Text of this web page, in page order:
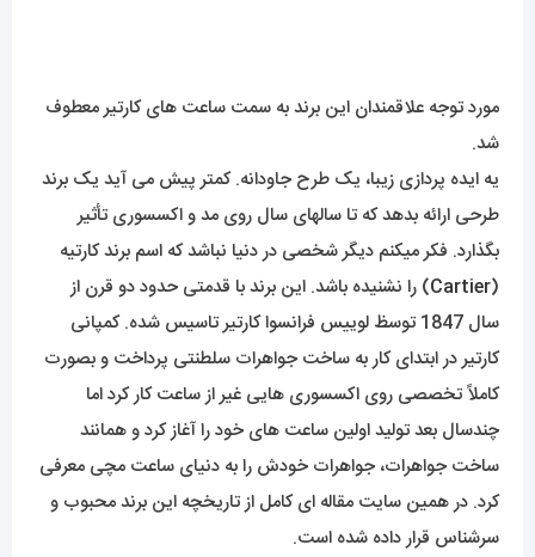
سال 1847 توسظ لوییس فرانسوا کارتیر تاسیس شده. کمپانی
کارتیر در ابتدای کار به ساخت جواهرات سلطنتی پرداخت و بصورت
کاملاً تخصصی روی اکسسوری هایی غیر از ساعت کار کرد اما
چندسال بعد تولید اولین ساعت های خود را آغاز کرد و همانند
ساخت جواهرات، جواهرات خودش را به دنیای ساعت مچی معرفی
کرد. در همین سایت مقاله ای کامل از تاریخچه این برند محبوب و
سرشناس قرار داده شده است.
طراحی
در طراحی این ساعت تکرار نشدنی، ابتکاری ترین کاری که طراح
روی قاب گرد و مشهور کارتیه انجام داده، ترکیب آن با بندی چرمی و
جذاب و ادغام این دو با یک صفحۀ خوشرنگ که از زیباترین صفحه
های موجود است. قطعاً این کار میتواند یک تکمیل کنندۀ استایل
برای خانوم های خاص پسند باشد.